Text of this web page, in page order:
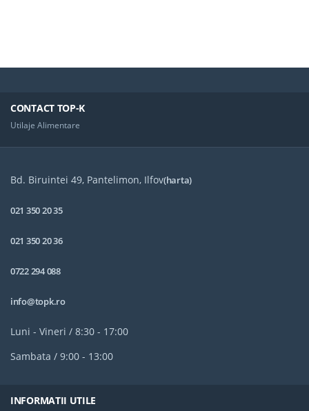
CONTACT TOP-K
Utilaje Alimentare
Bd. Biruintei 49, Pantelimon, Ilfov(harta)
021 350 20 35
021 350 20 36
0722 294 088
info@topk.ro
Luni - Vineri / 8:30 - 17:00
Sambata / 9:00 - 13:00
INFORMATII UTILE